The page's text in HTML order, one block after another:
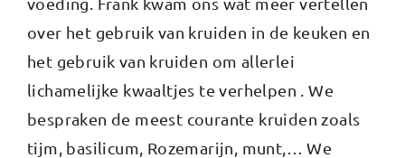
over het gebruik van kruiden in de keuken en
het gebruik van kruiden om allerlei
lichamelijke kwaaltjes te verhelpen . We
bespraken de meest courante kruiden zoals
tijm, basilicum, Rozemarijn, munt,… We